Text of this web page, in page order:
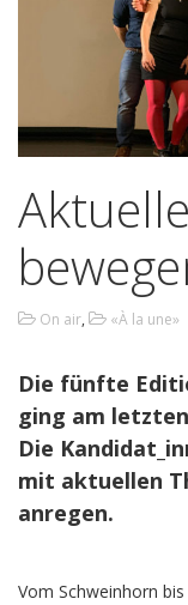
On air, «À la une»
Die fünfte
ging am
Die
mit aktuellen
anregen.
Vom Schweinhorn